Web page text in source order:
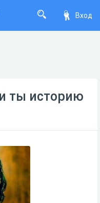
Вход
ты историю